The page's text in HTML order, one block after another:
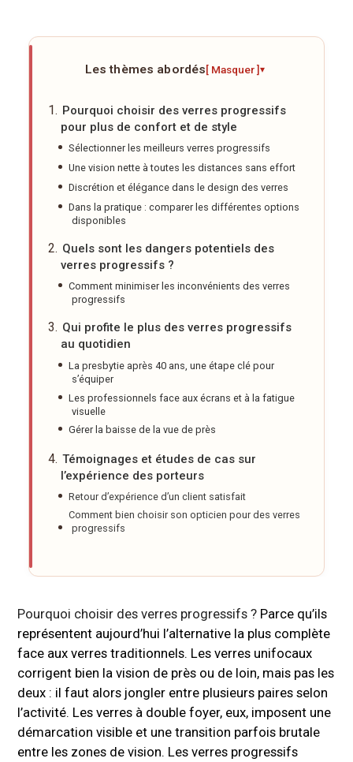
Les thèmes abordés[ Masquer ]▾
Pourquoi choisir des verres progressifs
pour plus de confort et de style
Sélectionner les meilleurs verres progressifs
Une vision nette à toutes les distances sans effort
Discrétion et élégance dans le design des verres
Dans la pratique : comparer les différentes options
disponibles
Quels sont les dangers potentiels des
verres progressifs ?
Comment minimiser les inconvénients des verres
progressifs
Qui profite le plus des verres progressifs
au quotidien
La presbytie après 40 ans, une étape clé pour
s’équiper
Les professionnels face aux écrans et à la fatigue
visuelle
Gérer la baisse de la vue de près
Témoignages et études de cas sur
l’expérience des porteurs
Retour d’expérience d’un client satisfait
Comment bien choisir son opticien pour des verres
progressifs
Pourquoi choisir des verres progressifs ? Parce qu’ils
représentent aujourd’hui l’alternative la plus complète
face aux verres traditionnels. Les verres unifocaux
corrigent bien la vision de près ou de loin, mais pas les
deux : il faut alors jongler entre plusieurs paires selon
l’activité. Les verres à double foyer, eux, imposent une
démarcation visible et une transition parfois brutale
entre les zones de vision. Les verres progressifs